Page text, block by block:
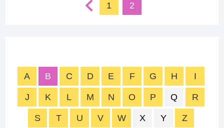
1 2
A B C D E F G H I
J K L M N O P Q R
S T U V W X Y Z